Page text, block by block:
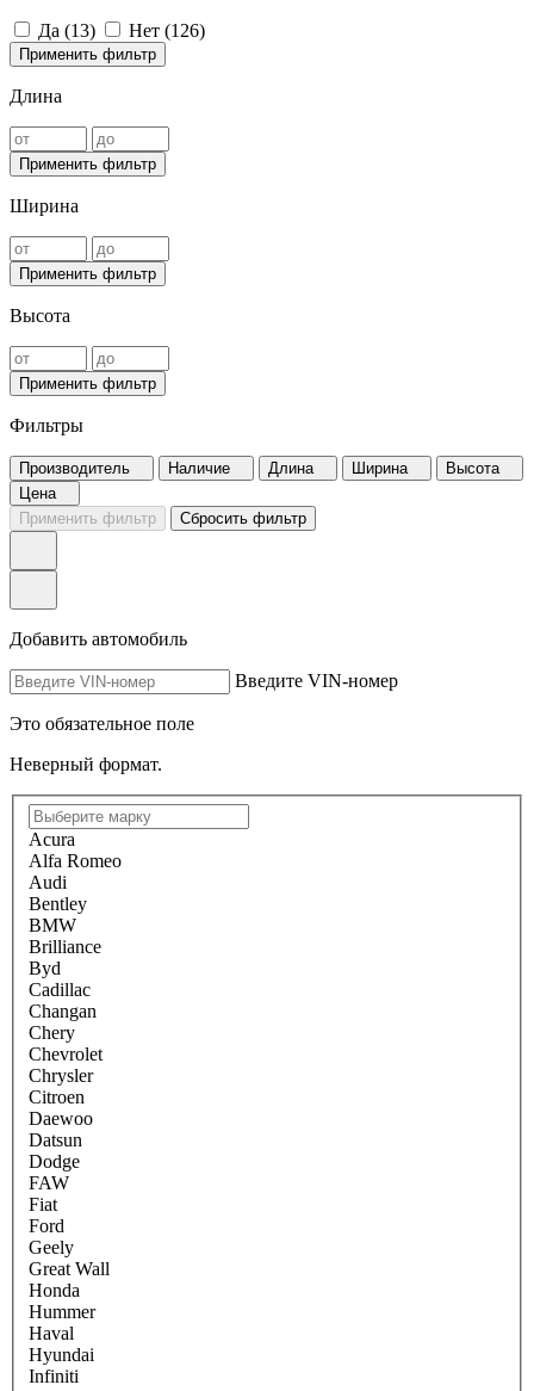
Да (13) Нет (126)
Применить фильтр
Длина
Применить фильтр
Ширина
Применить фильтр
Высота
Применить фильтр
Фильтры
Производитель Наличие Длина Ширина
Высота
Цена
Применить фильтр
Сбросить фильтр
Добавить автомобиль
Введите VIN-номер
Это обязательное поле
Неверный формат.
Acura
Alfa Romeo
Audi
Bentley
BMW
Brilliance
Byd
Cadillac
Changan
Chery
Chevrolet
Chrysler
Citroen
Daewoo
Datsun
Dodge
FAW
Fiat
Ford
Geely
Great Wall
Honda
Hummer
Haval
Hyundai
Infiniti